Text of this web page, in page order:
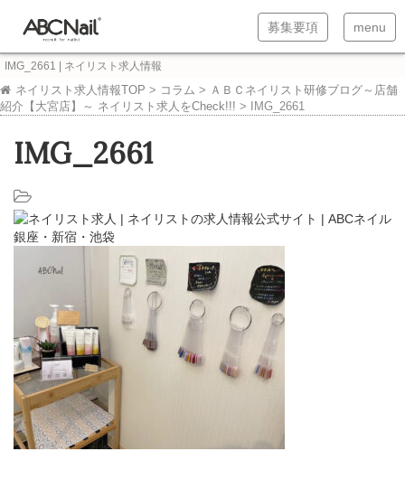
T
o
g
a
v
i
g
a
i
募集要項
T
o
a
menu
IMG_2661 | ネイリスト求人情報
ネイリスト求人情報TOP > コラム > ＡＢＣネイリスト研修ブログ～店舗
紹介【大宮店】～ ネイリスト求人をCheck!!! > IMG_2661
IMG_2661